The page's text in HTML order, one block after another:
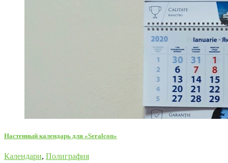
Настенный календарь для «Seralcon»
Календари, Полиграфия